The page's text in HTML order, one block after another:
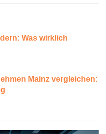
Was wirklich
Mainz vergleichen: